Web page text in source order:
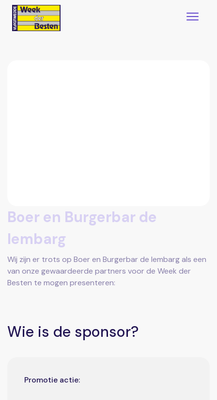
Boer en Burgerbar de
Iembarg
Wij zijn er trots op Boer en Burgerbar de Iembarg als een
van onze gewaardeerde partners voor de Week der
Besten te mogen presenteren:
Wie is de sponsor?
Promotie actie: